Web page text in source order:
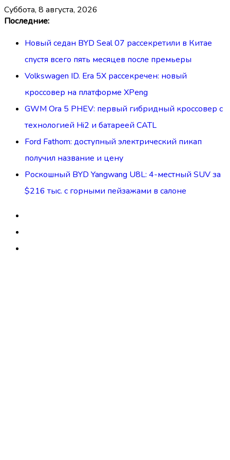
Перейти
содержимому
суббота, 8 августа, 2026
Последние:
Новый седан BYD Seal 07 рассекретили в Китае
спустя всего пять месяцев после премьеры
Volkswagen ID. Era 5X рассекречен: новый
кроссовер на платформе XPeng
GWM Ora 5 PHEV: первый гибридный кроссовер с
технологией Hi2 и батареей CATL
Ford Fathom: доступный электрический пикап
получил название и цену
Роскошный BYD Yangwang U8L: 4-местный SUV за
$216 тыс. с горными пейзажами в салоне